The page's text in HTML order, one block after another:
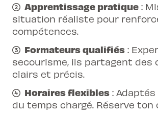
Apprentissage pratique :
situation réaliste pour
compétences.
Formateurs qualifiés :
secourisme, ils partagent des
clairs et précis.
Horaires flexibles :
du temps chargé. Réserve ton